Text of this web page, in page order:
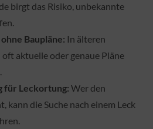
birgt das Risiko, unbekannte
Baupläne: In älteren
aktuelle oder genaue Pläne
für Leckortung: Wer den
kann die Suche nach einem Leck